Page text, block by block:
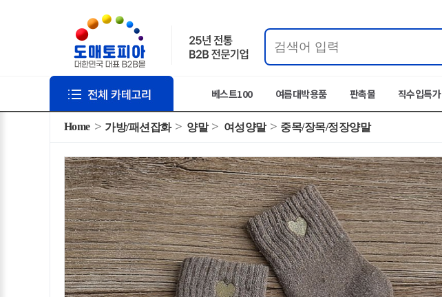
베스트100 여름대박용품 판촉물 직수입특가
Home 가방/패션잡화 양말 여성양말 중목/장목/정장양말